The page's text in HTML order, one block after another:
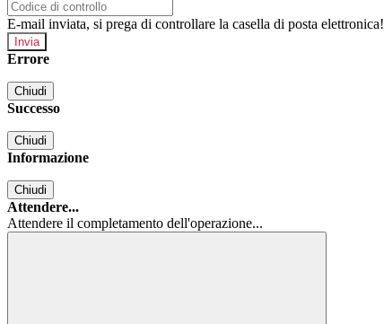
E-mail inviata, si prega di controllare la casella di posta elettronica!
Errore
Chiudi
Successo
Chiudi
Informazione
Chiudi
Attendere...
Attendere il completamento dell'operazione...